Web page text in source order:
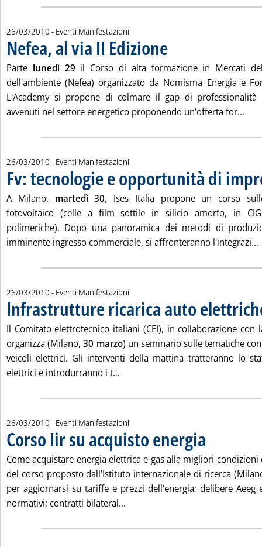
26/03/2010 - Eventi Manifestazioni
Nefea, al via II Edizione
Parte lunedì 29 il Corso di alta formazione in Mercati
dell'ambiente (Nefea) organizzato da Nomisma Energia e
L'Academy si propone di colmare il gap di
avvenuti nel settore energetico proponendo un'offerta for...
26/03/2010 - Eventi Manifestazioni
Fv: tecnologie e opportunità di
A Milano, martedì 30, Ises Italia propone un corso
fotovoltaico (celle a film sottile in silicio amorfo, in
polimeriche). Dopo una panoramica dei metodi di
imminente ingresso commerciale, si affronteranno l'integrazi...
26/03/2010 - Eventi Manifestazioni
Infrastrutture ricarica auto
Il Comitato elettrotecnico italiani (CEI), in collaborazione con
organizza (Milano,30 marzo) un seminario sulle tematiche
veicoli elettrici. Gli interventi della mattina tratteranno lo
elettrici e introdurranno i t...
26/03/2010 - Eventi Manifestazioni
Corso Iir su acquisto energia
Come acquistare energia elettrica e gas alla migliori
del corso proposto dall'Istituto internazionale di ricerca
per aggiornarsi su tariffe e prezzi dell'energia; delibere
normativi; contratti bilateral...